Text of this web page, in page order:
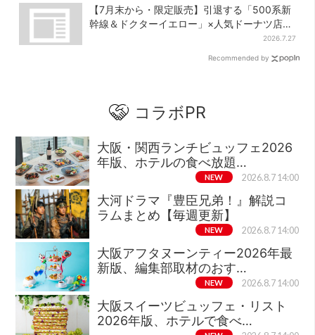
【7月末から・限定販売】引退する「500系新
幹線＆ドクターイエロー」×人気ドーナツ店が
2026.7.27
Recommended by
コラボPR
大阪・関西ランチビュッフェ2026
年版、ホテルの食べ放題…
NEW 2026.8.7 14:00
大河ドラマ『豊臣兄弟！』解説コ
ラムまとめ【毎週更新】
NEW 2026.8.7 14:00
大阪アフタヌーンティー2026年最
新版、編集部取材のおす…
NEW 2026.8.7 14:00
大阪スイーツビュッフェ・リスト
2026年版、ホテルで食べ…